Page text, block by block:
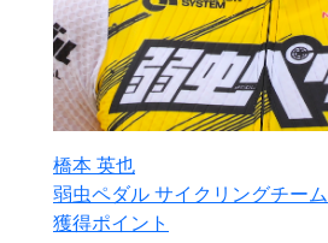
橋本 英也
弱虫ペダル サイクリングチーム
獲得ポイント